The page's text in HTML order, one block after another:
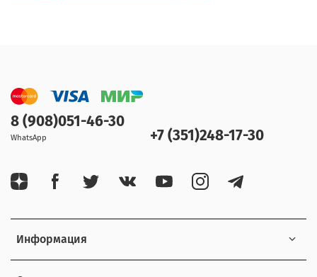
Информация
8 (908)051-46-30
WhatsApp +7 (351)248-17-30